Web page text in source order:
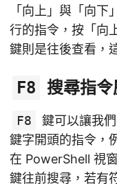
「向上」與「向
行的指令，按「向
鍵則是往後查看，
F8 搜尋指
F8
鍵可以讓我
鍵字開頭的指令，
在 PowerShell 視
鍵往前搜尋，若有